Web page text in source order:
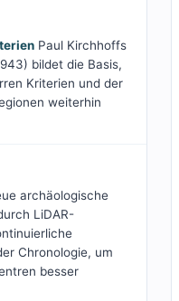
Paul Kirchhoffs
bildet die Basis,
Kriterien und der
weiterhin
archäologische
LiDAR-
Chronologie, um
besser